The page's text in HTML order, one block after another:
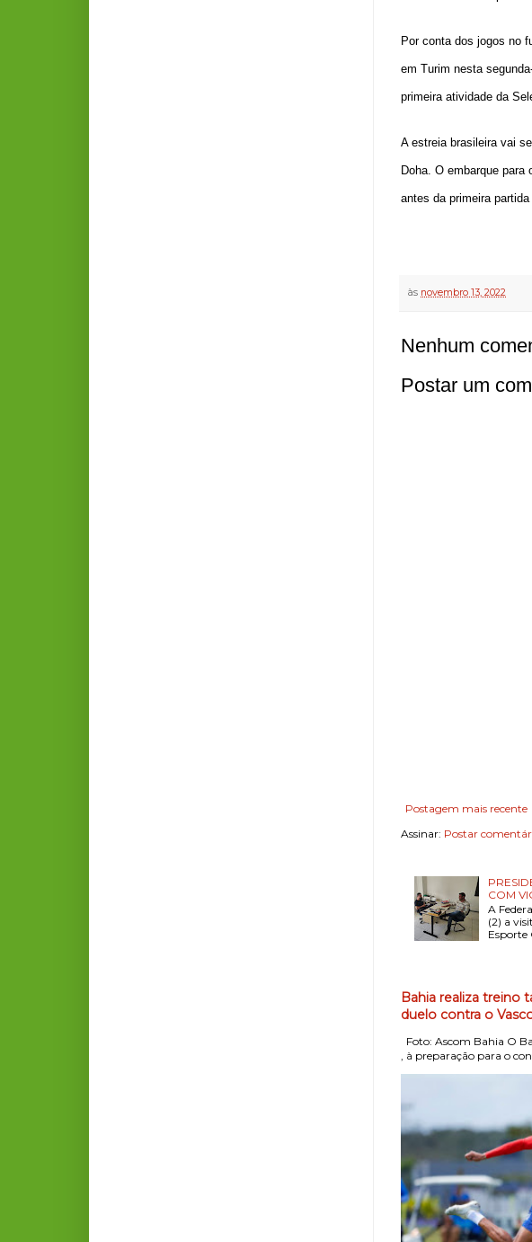
Por conta dos jogos no
em Turim nesta
primeira atividade da
A estreia brasileira vai
Doha. O embarque
antes da primeira partida
às novembro 13, 2022
Nenhum
Postar um
Postagem mais recente
Assinar: Postar
COM
A
(2) a
Esporte
Bahia realiza treino
duelo contra o
Foto: Ascom Bahia O
, à preparação para o